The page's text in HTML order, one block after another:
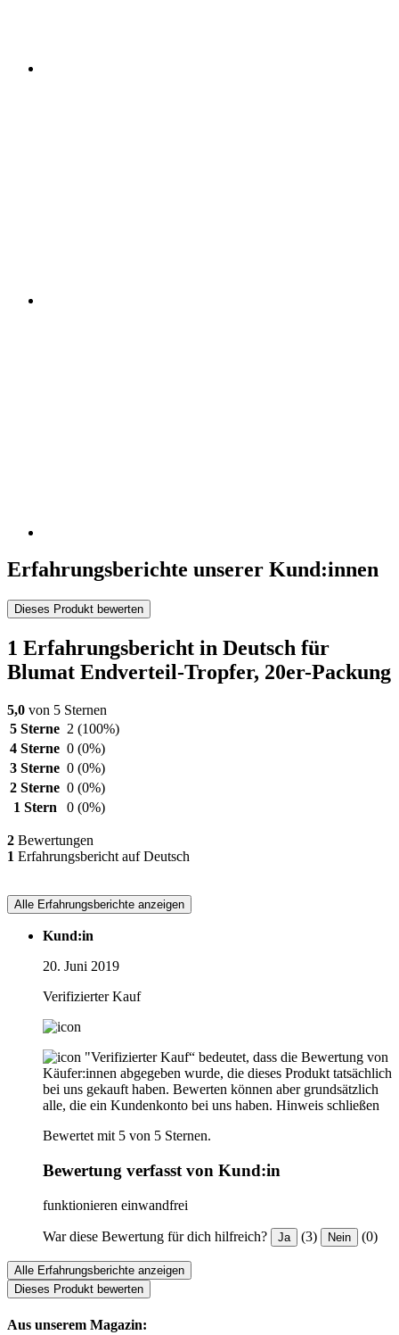
Erfahrungsberichte unserer Kund:innen
Dieses Produkt bewerten
1 Erfahrungsbericht in Deutsch für
Blumat Endverteil-Tropfer, 20er-Packung
5,0 von 5 Sternen
5 Sterne 2 (100%)
4 Sterne 0 (0%)
3 Sterne 0 (0%)
2 Sterne 0 (0%)
1 Stern
0 (0%)
2 Bewertungen
1 Erfahrungsbericht auf Deutsch
Alle Erfahrungsberichte anzeigen
Kund:in
20. Juni 2019
Verifizierter Kauf
"Verifizierter Kauf“ bedeutet, dass die Bewertung von
Käufer:innen abgegeben wurde, die dieses Produkt tatsächlich
bei uns gekauft haben. Bewerten können aber grundsätzlich
alle, die ein Kundenkonto bei uns haben. Hinweis schließen
Bewertet mit 5 von 5 Sternen.
Bewertung verfasst von Kund:in
funktionieren einwandfrei
War diese Bewertung für dich hilfreich? Ja (3) Nein (0)
Alle Erfahrungsberichte anzeigen
Dieses Produkt bewerten
Aus unserem Magazin: